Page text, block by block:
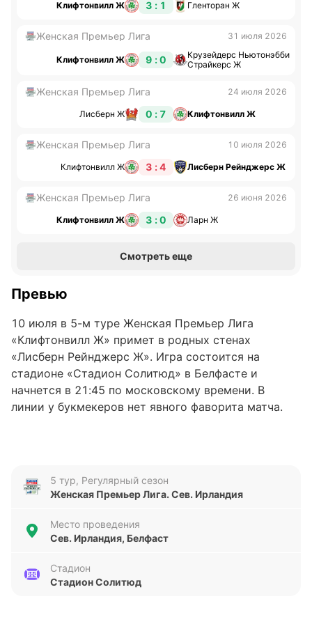
Клифтонвилл Ж 3 : 1 Гленторан Ж
Женская Премьер Лига 31 июля 2026
Клифтонвилл Ж 9 : 0
Крузейдерс Ньютонэбби
Страйкерс Ж
Женская Премьер Лига 24 июля 2026
Лисберн Ж 0 : 7 Клифтонвилл Ж
Женская Премьер Лига 10 июля 2026
Клифтонвилл Ж 3 : 4 Лисберн Рейнджерс Ж
Женская Премьер Лига 26 июня 2026
Клифтонвилл Ж 3 : 0 Ларн Ж
Смотреть еще
Превью
10 июля в 5-м туре Женская Премьер Лига
«Клифтонвилл Ж» примет в родных стенах
«Лисберн Рейнджерс Ж». Игра состоится на
стадионе «Стадион Солитюд» в Белфасте и
начнется в 21:45 по московскому времени. В
линии у букмекеров нет явного фаворита матча.
турнирной таблице турнира Женская Премьер
Лига с 15 очками: у команды пять побед в пяти
имеет одинаковое количество очков с «Гленторан
дополнительным показателям. При этом у
«Клифтонвилл Ж» игра в запасе по сравнению с
5 тур, Регулярный сезон
Женская Премьер Лига. Сев. Ирландия
Место проведения
Сев. Ирландия, Белфаст
Стадион
Стадион Солитюд